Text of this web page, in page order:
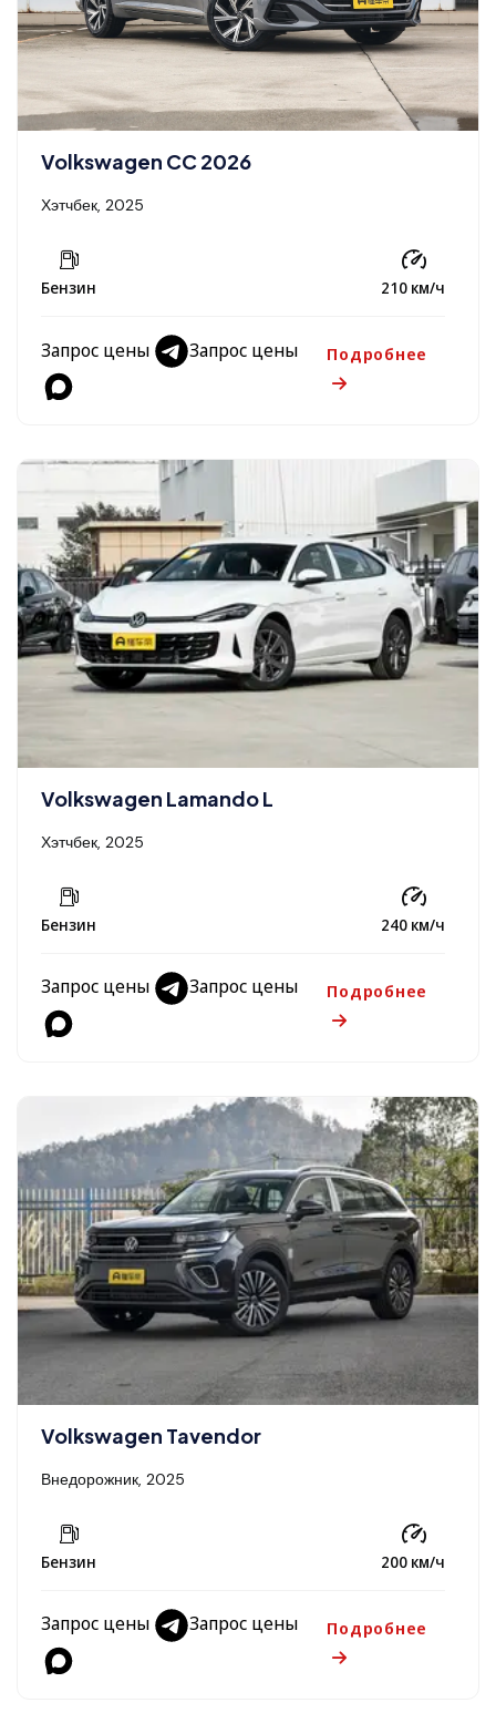
Volkswagen CC 2026
Хэтчбек, 2025
Бензин 210 км/ч
Запрос цены Запрос цены Подробнее
Volkswagen Lamando L
Хэтчбек, 2025
Бензин 240 км/ч
Запрос цены Запрос цены Подробнее
Volkswagen Tavendor
Внедорожник, 2025
Бензин 200 км/ч
Запрос цены Запрос цены Подробнее